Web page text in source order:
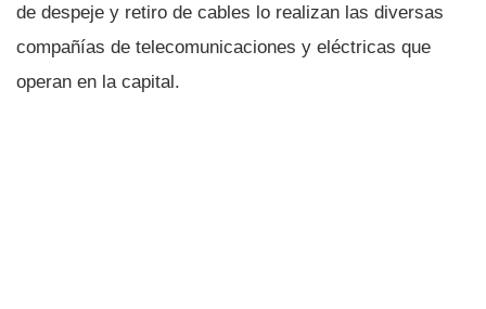
de despeje y retiro de cables lo realizan las diversas
compañí­as de telecomunicaciones y eléctricas que
operan en la capital.